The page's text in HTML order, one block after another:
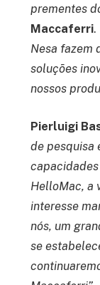
prementes
Maccaferri.
Nesa fazem
soluções
nossos
Pierluigi
de pesquisa
HelloMac, a
interesse
nós, um
se